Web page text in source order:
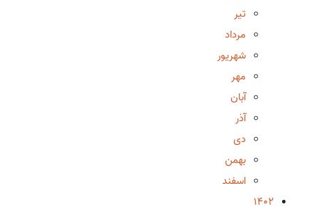
تیر
مرداد
شهریور
مهر
آبان
آذر
دی
بهمن
اسفند
1402